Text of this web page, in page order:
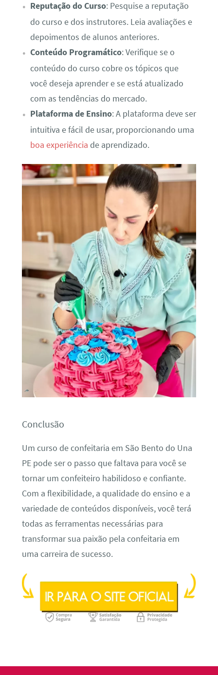
Reputação do Curso: Pesquise a reputação
do curso e dos instrutores. Leia avaliações e
depoimentos de alunos anteriores.
Conteúdo Programático: Verifique se o
conteúdo do curso cobre os tópicos que
você deseja aprender e se está atualizado
com as tendências do mercado.
Plataforma de Ensino: A plataforma deve ser
intuitiva e fácil de usar, proporcionando uma
boa experiência de aprendizado.
Conclusão
Um curso de confeitaria em São Bento do Una
PE pode ser o passo que faltava para você se
tornar um confeiteiro habilidoso e confiante.
Com a flexibilidade, a qualidade do ensino e a
variedade de conteúdos disponíveis, você terá
todas as ferramentas necessárias para
transformar sua paixão pela confeitaria em
uma carreira de sucesso.